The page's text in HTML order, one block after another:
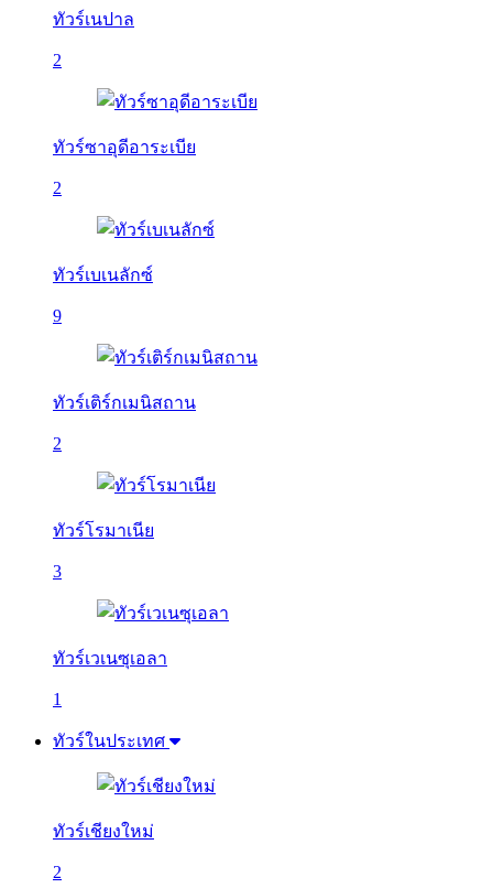
ทัวร์เนปาล
2
ทัวร์ซาอุดีอาระเบีย
2
ทัวร์เบเนลักซ์
9
ทัวร์เติร์กเมนิสถาน
2
ทัวร์โรมาเนีย
3
ทัวร์เวเนซุเอลา
1
ทัวร์ในประเทศ
ทัวร์เชียงใหม่
2